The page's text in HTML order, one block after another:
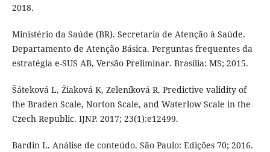
2018.
Ministério da Saúde (BR). Secretaria de Atenção à Saúde.
Departamento de Atenção Básica. Perguntas frequentes da
estratégia e-SUS AB, Versão Preliminar. Brasília: MS; 2015.
Šáteková L, Žiaková K, Zeleníková R. Predictive validity of
the Braden Scale, Norton Scale, and Waterlow Scale in the
Czech Republic. IJNP. 2017; 23(1):e12499.
Bardin L. Análise de conteúdo. São Paulo: Edições 70; 2016.